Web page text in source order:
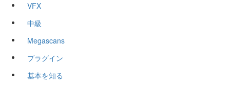
VFX
中級
Megascans
プラグイン
基本を知る